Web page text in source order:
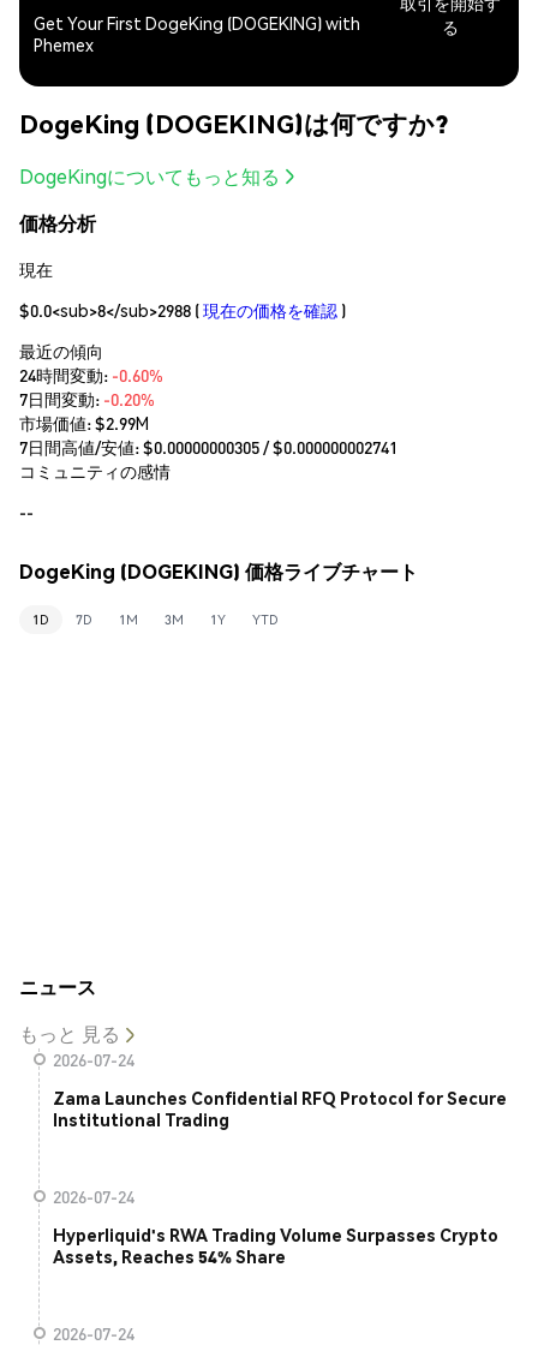
Get Your First DogeKing (DOGEKING) with
Phemex
る
DogeKing (DOGEKING)は何ですか?
DogeKingについてもっと知る
価格分析
現在
$0.0<sub>8</sub>2988 (現在の価格を確認 )
最近の傾向
24時間変動: -0.60%
7日間変動: -0.20%
市場価値:$2.99M
7日間高値/安値: $0.00000000305 / $0.000000002741
コミュニティの感情
--
DogeKing (DOGEKING) 価格ライブチャート
1D 7D 1M 3M 1Y YTD
ニュース
もっと 見る
2026-07-24
Zama Launches Confidential RFQ Protocol for Secure
Institutional Trading
2026-07-24
Hyperliquid's RWA Trading Volume Surpasses Crypto
Assets, Reaches 54% Share
2026-07-24